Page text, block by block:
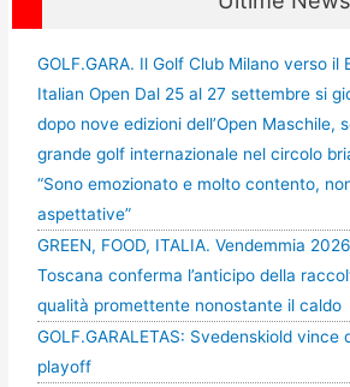
GOLF.GARA. Il Golf Club Milano verso il
Italian Open Dal 25 al 27 settembre si
dopo nove edizioni dell’Open Maschile,
grande golf internazionale nel circolo
“Sono emozionato e molto contento,
aspettative”
GREEN, FOOD, ITALIA. Vendemmia
Toscana conferma l’anticipo della
qualità promettente nonostante il caldo
GOLF.GARALETAS: Svedenskiold vince
playoff